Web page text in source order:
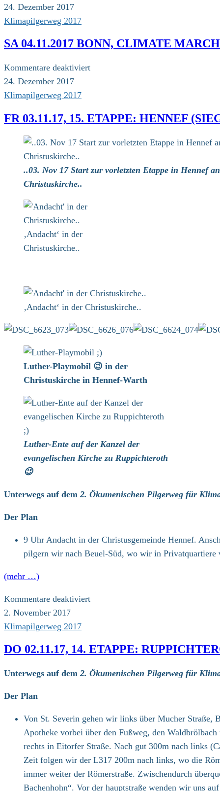
ein
24. Dezember 2017
Klimapilgerweg 2017
SA 04.11.2017 BONN, CLIMATE
Kommentare deaktiviertfür
Climate
24. Dezember 2017
Klimapilgerweg 2017
FR 03.11.17, 15. ETAPPE: HENNEF
..03. Nov 17 Start zur vorletzten Etappe in Hennef
Christuskirche..
‚Andacht‘ in der
Christuskirche..
‚Andacht‘ in der Christuskirche..
Luther-Playmobil 😉 in der
Christuskirche in Hennef-Warth
Luther-Ente auf der Kanzel der
evangelischen Kirche zu Ruppichteroth
😉
Unterwegs auf dem 2. Ökumenischen Pilgerweg für
Der Plan
9 Uhr Andacht in der Christusgemeinde Hennef.
pilgern wir nach Beuel-Süd, wo wir in Privatquartiere
(mehr …)
Kommentare deaktiviertfür
Etappe:
Hennef
Beuel
(20
km)
2. November 2017
Klimapilgerweg 2017
DO 02.11.17, 14. ETAPPE:
Unterwegs auf dem2. Ökumenischen Pilgerweg für
Der Plan
Von St. Severin gehen wir links über Mucher Straße,
Apotheke vorbei über den Fußweg, den
rechts in Eitorfer Straße. Nach gut 300m nach links
Zeit folgen wir der L317 200m nach links, wo die
immer weiter der Römerstraße. Zwischendurch
Bachenhohn“. Vor der hauptstraße wenden wir uns